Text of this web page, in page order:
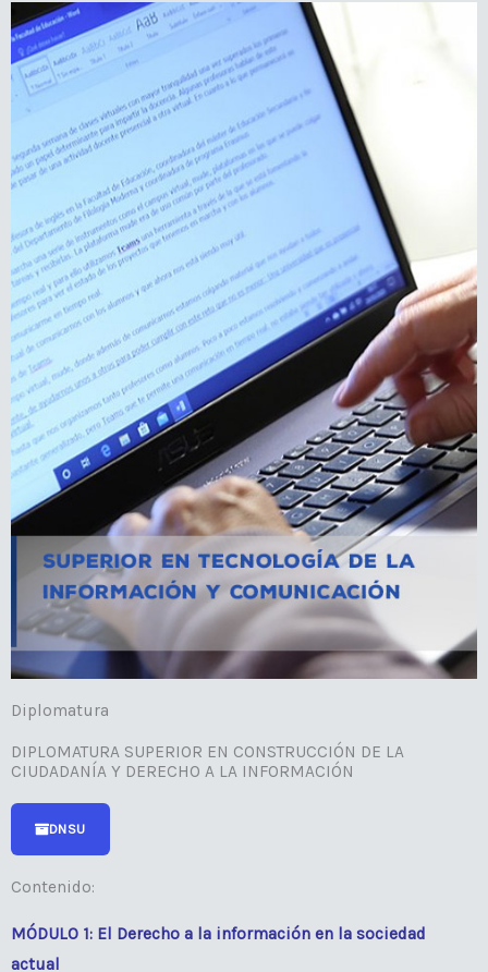
Diplomatura
DIPLOMATURA SUPERIOR EN CONSTRUCCIÓN DE LA
CIUDADANÍA Y DERECHO A LA INFORMACIÓN
DNSU
Contenido:
MÓDULO 1: El Derecho a la información en la sociedad
actual